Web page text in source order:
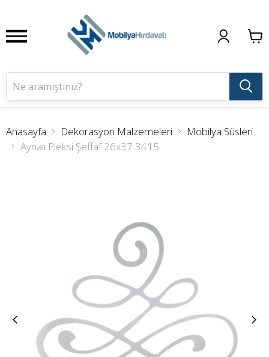
Anasayfa Dekorasyon Malzemeleri
Mobilya Süsleri
Aynalı Pleksi Şeffaf 26x37 3415